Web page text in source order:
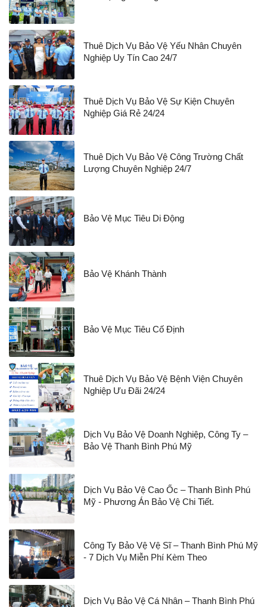
Thuê Dịch Vụ Bảo Vệ Yếu Nhân Chuyên
Nghiệp Uy Tín Cao 24/7
Thuê Dịch Vụ Bảo Vệ Sự Kiện Chuyên
Nghiệp Giá Rẻ 24/24
Thuê Dịch Vụ Bảo Vệ Công Trường Chất
Lượng Chuyên Nghiệp 24/7
Bảo Vệ Mục Tiêu Di Động
Bảo Vệ Khánh Thành
Bảo Vệ Mục Tiêu Cố Định
Thuê Dịch Vụ Bảo Vệ Bệnh Viện Chuyên
Nghiệp Ưu Đãi 24/24
Dịch Vụ Bảo Vệ Doanh Nghiệp, Công Ty –
Bảo Vệ Thanh Bình Phú Mỹ
Dịch Vụ Bảo Vệ Cao Ốc – Thanh Bình Phú
Mỹ - Phương Án Bảo Vệ Chi Tiết.
Công Ty Bảo Vệ Vệ Sĩ – Thanh Bình Phú Mỹ
- 7 Dịch Vụ Miễn Phí Kèm Theo
Dịch Vụ Bảo Vệ Cá Nhân – Thanh Bình Phú